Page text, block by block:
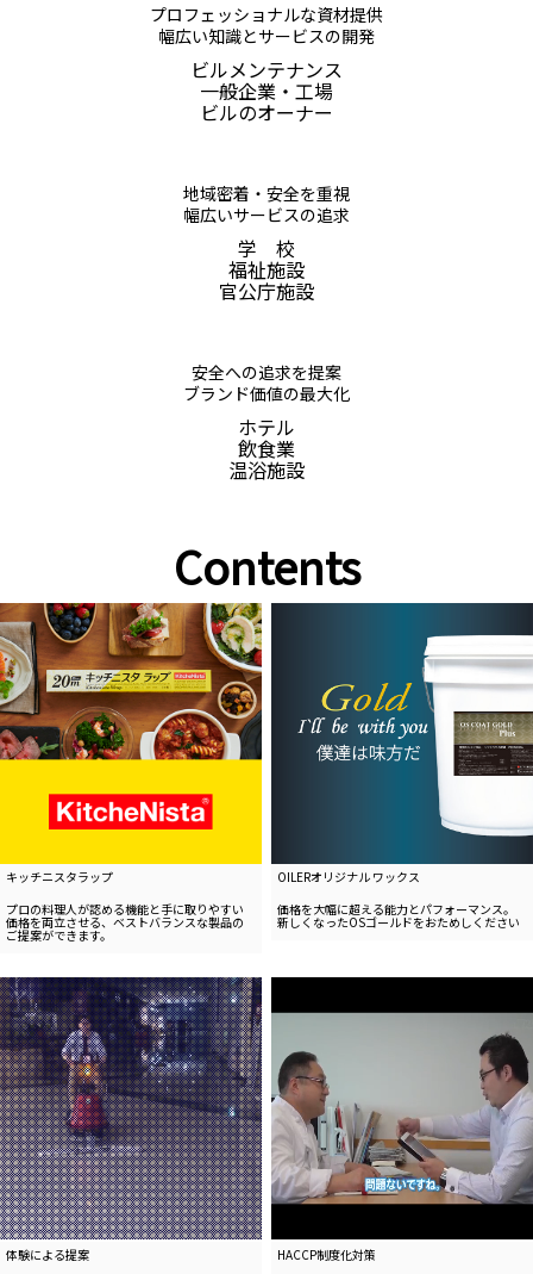
プロフェッショナルな資材提供
幅広い知識とサービスの開発
ビルメンテナンス
一般企業・工場
ビルのオーナー
地域密着・安全を重視
幅広いサービスの追求
学 校
福祉施設
官公庁施設
安全への追求を提案
ブランド価値の最大化
ホテル
飲食業
温浴施設
Contents
キッチニスタラップ
プロの料理⼈が認める機能と手に取りやすい
価格を両⽴させる、ベストバランスな製品の
ご提案ができます。
OILERオリジナル ワックス
価格を大幅に超える能力とパフォーマンス。
新しくなったOSゴールドをおためしください
体験による提案 HACCP制度化対策